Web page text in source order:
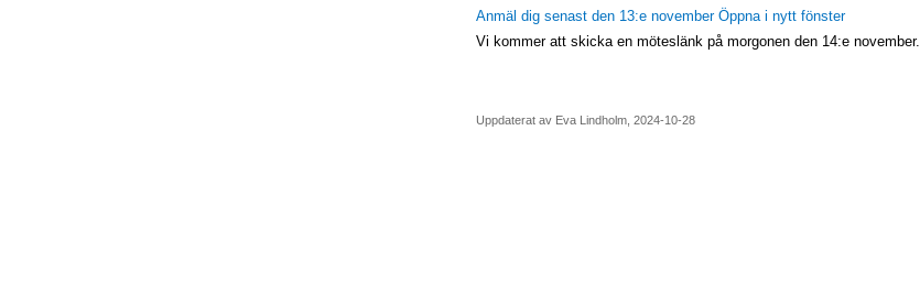
Anmäl dig senast den 13:e november Öppna i nytt fönster
Vi kommer att skicka en möteslänk på morgonen den 14:e november.
Uppdaterat av Eva Lindholm, 2024-10-28